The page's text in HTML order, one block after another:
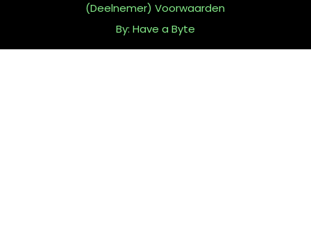
(Deelnemer) Voorwaarden
By: Have a Byte